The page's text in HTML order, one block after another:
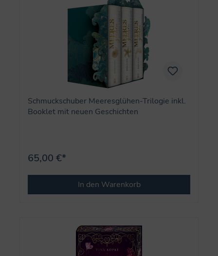
Schmuckschuber Meeresglühen-Trilogie inkl.
Booklet mit neuen Geschichten
65,00 €*
In den Warenkorb